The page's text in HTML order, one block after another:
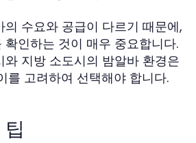
의 수요와 공급이 다르기 때문에,
확인하는 것이 매우 중요합니다.
와 지방 소도시의 밤알바 환경은
를 고려하여 선택해야 합니다.